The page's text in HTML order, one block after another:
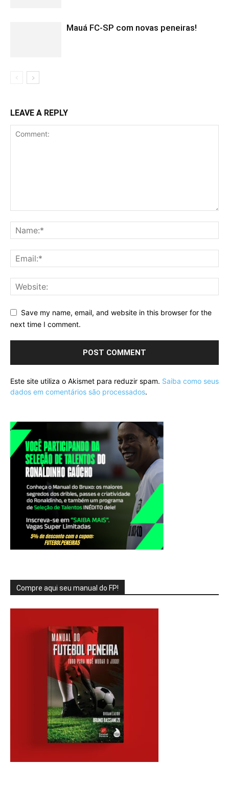
Mauá FC-SP com novas peneiras!
LEAVE A REPLY
Save my name, email, and website in this browser for the
next time I comment.
Este site utiliza o Akismet para reduzir spam. Saiba como seus
dados em comentários são processados.
Compre aqui seu manual do FP!